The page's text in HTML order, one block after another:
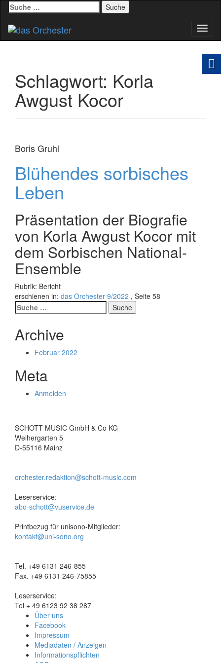
Suche
nach:
Schlagwort: Korla
Awgust Kocor
Boris Gruhl
Blühendes sorbisches
Leben
Präsentation der Biografie
von Korla Awgust Kocor mit
dem Sorbischen National-
Ensemble
Rubrik: Bericht
erschienen in: das Orchester 9/2022 , Seite 58
Suche
nach:
Archive
Februar 2022
Meta
Anmelden
SCHOTT MUSIC GmbH & Co KG
Weihergarten 5
D-55116 Mainz
orchester.redaktion@schott-music.com
Leserservice:
abo-schott@vuservice.de
Printbezug für unisono-Mitglieder:
kontakt@uni-sono.org
Tel. +49 6131 246-855
Fax. +49 6131 246-75855
Leserservice:
Tel + 49 6123 92 38 287
Über uns
Facebook
Impressum
Mediadaten / Anzeigen
Informationspflichten